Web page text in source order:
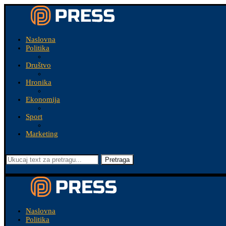
Naslovna
Politika
Društvo
Hronika
Ekonomija
Sport
Marketing
Pretraga
Naslovna
Politika